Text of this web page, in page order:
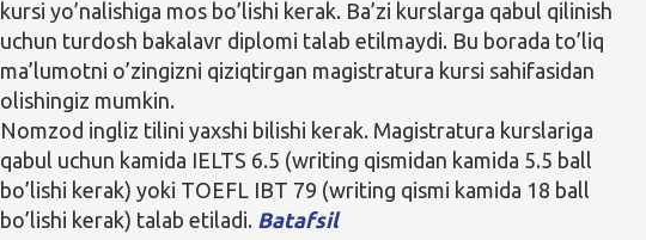
kursi yo’nalishiga mos bo’lishi kerak. Ba’zi kurslarga qabul qilinish
uchun turdosh bakalavr diplomi talab etilmaydi. Bu borada to’liq
ma’lumotni o’zingizni qiziqtirgan magistratura kursi sahifasidan
olishingiz mumkin.
Nomzod ingliz tilini yaxshi bilishi kerak. Magistratura kurslariga
qabul uchun kamida IELTS 6.5 (writing qismidan kamida 5.5 ball
bo’lishi kerak) yoki TOEFL IBT 79 (writing qismi kamida 18 ball
bo’lishi kerak) talab etiladi. Batafsil